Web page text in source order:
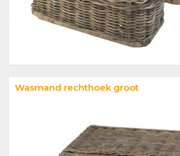
Wasmand rechthoek groot